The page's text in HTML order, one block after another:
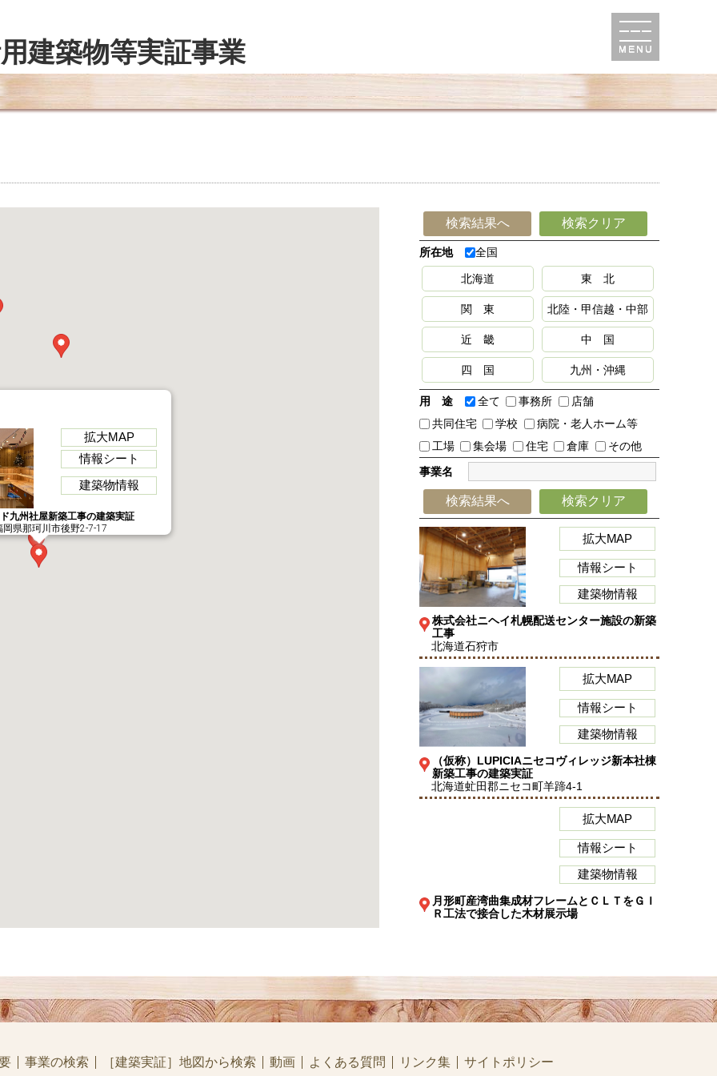
建築物等実証事業
拡大MAP
情報シート
建築物情報
九州社屋新築工事の建築実証
岡県那珂川市後野2-7-17
検索結果へ 検索クリア
所在地 全国
北海道 東 北
関 東 北陸・甲信越・中部
近 畿 中 国
四 国 九州・沖縄
用 途 全て 事務所
店舗
共同住宅
学校
病院・老人ホーム等
工場
集会場 住宅 倉庫
その他
事業名
検索結果へ 検索クリア
拡大MAP
情報シート
建築物情報
株式会社ニヘイ札幌配送センター施設の新築
工事
北海道石狩市
拡大MAP
情報シート
建築物情報
（仮称）LUPICIAニセコヴィレッジ新本社棟
新築工事の建築実証
北海道虻田郡ニセコ町羊蹄4-1
拡大MAP
情報シート
建築物情報
月形町産湾曲集成材フレームとＣＬＴをＧＩ
Ｒ工法で接合した木材展示場
建築物情報
青森県むつ市
事業の検索 ［建築実証］地図から検索 動画 よくある質問 リンク集 サイトポリシー